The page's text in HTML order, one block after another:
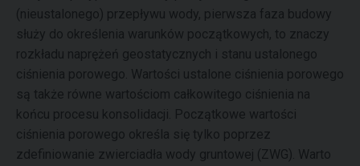
(nieustalonego) przepływu wody, pierwsza faza budowy
służy do określenia warunków początkowych, to znaczy
rozkładu naprężeń geostatycznych i stanu ustalonego
ciśnienia porowego. Wartości ustalone ciśnienia porowego
są także równe wartościom całkowitego ciśnienia na
końcu procesu konsolidacji. Początkowe wartości
ciśnienia porowego określa się tylko poprzez
zdefiniowanie zwierciadła wody gruntowej (ZWG). Warto